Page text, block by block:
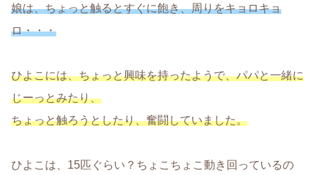
娘は、ちょっと触るとすぐに飽き、周りをキョロキョ
ロ・・・
ひよこには、ちょっと興味を持ったようで、パパと一緒に
じーっとみたり、
ちょっと触ろうとしたり、奮闘していました。
ひよこは、15匹ぐらい？ちょこちょこ動き回っているの